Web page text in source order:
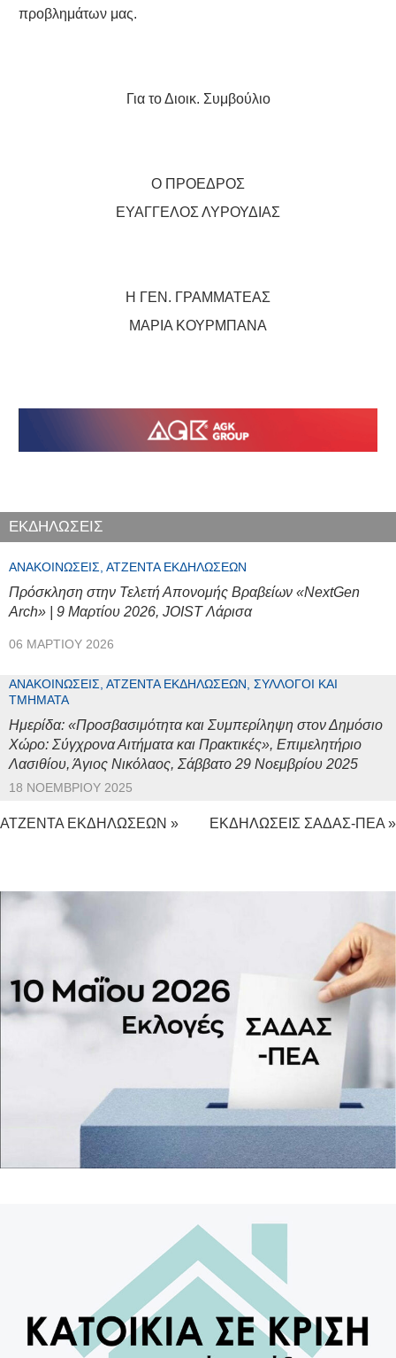
προβλημάτων μας.
Για το Διοικ. Συμβούλιο
Ο ΠΡΟΕΔΡΟΣ
ΕΥΑΓΓΕΛΟΣ ΛΥΡΟΥΔΙΑΣ
Η ΓΕΝ. ΓΡΑΜΜΑΤΕΑΣ
ΜΑΡΙΑ ΚΟΥΡΜΠΑΝΑ
ΕΚΔΗΛΩΣΕΙΣ
ΑΝΑΚΟΙΝΏΣΕΙΣ, ΑΤΖΈΝΤΑ ΕΚΔΗΛΏΣΕΩΝ
Πρόσκληση στην Τελετή Απονομής Βραβείων «NextGen
Arch» | 9 Μαρτίου 2026, JOIST Λάρισα
06 ΜΑΡΤΊΟΥ 2026
ΑΝΑΚΟΙΝΏΣΕΙΣ, ΑΤΖΈΝΤΑ ΕΚΔΗΛΏΣΕΩΝ, ΣΎΛΛΟΓΟΙ ΚΑΙ
ΤΜΉΜΑΤΑ
Ημερίδα: «Προσβασιμότητα και Συμπερίληψη στον Δημόσιο
Χώρο: Σύγχρονα Αιτήματα και Πρακτικές», Επιμελητήριο
Λασιθίου, Άγιος Νικόλαος, Σάββατο 29 Νοεμβρίου 2025
18 ΝΟΕΜΒΡΊΟΥ 2025
ΑΤΖΕΝΤΑ ΕΚΔΗΛΩΣΕΩΝ » ΕΚΔΗΛΩΣΕΙΣ ΣΑΔΑΣ-ΠΕΑ »